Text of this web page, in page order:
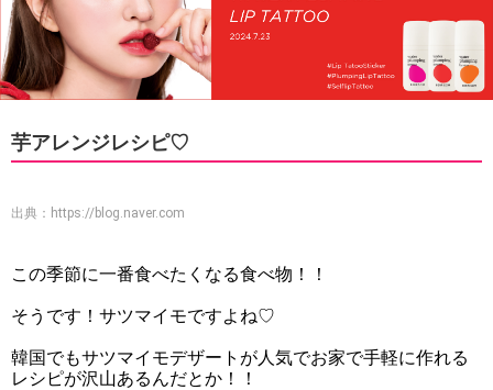
芋アレンジレシピ♡
出典： https://blog.naver.com
この季節に一番食べたくなる食べ物！！
そうです！サツマイモですよね♡
韓国でもサツマイモデザートが人気でお家で手軽に作れる
レシピが沢山あるんだとか！！